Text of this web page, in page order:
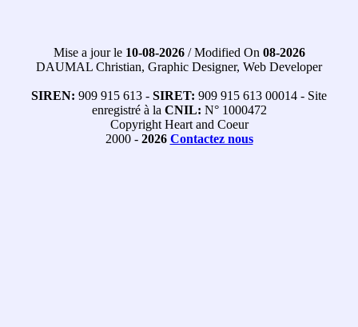
Mise a jour le 10-08-2026/ Modified On 08-2026
DAUMAL Christian, Graphic Designer, Web Developer
SIREN: 909 915 613 - SIRET: 909 915 613 00014 - Site
enregistré à la CNIL: N° 1000472
Copyright Heart and Coeur
2000 - 2026 Contactez nous